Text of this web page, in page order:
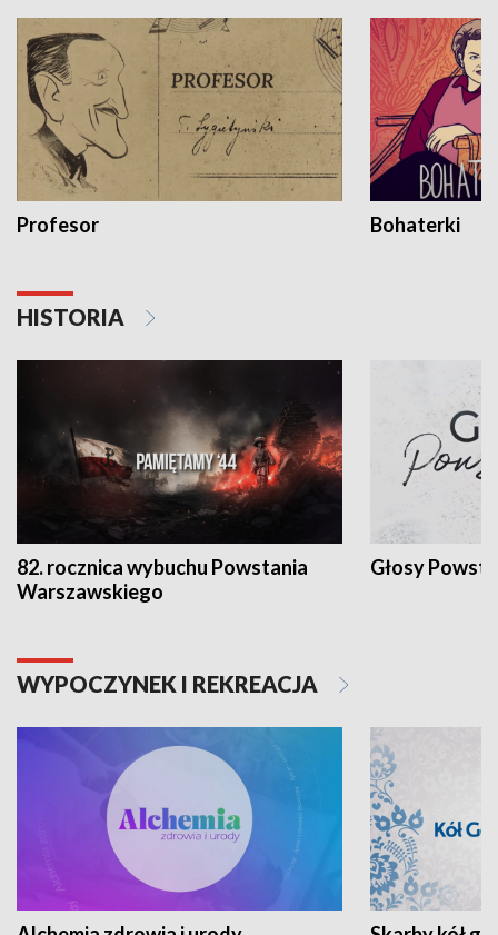
Profesor Bohaterki
HISTORIA
82. rocznica wybuchu Powstania
Warszawskiego
Głosy
WYPOCZYNEK I REKREACJA